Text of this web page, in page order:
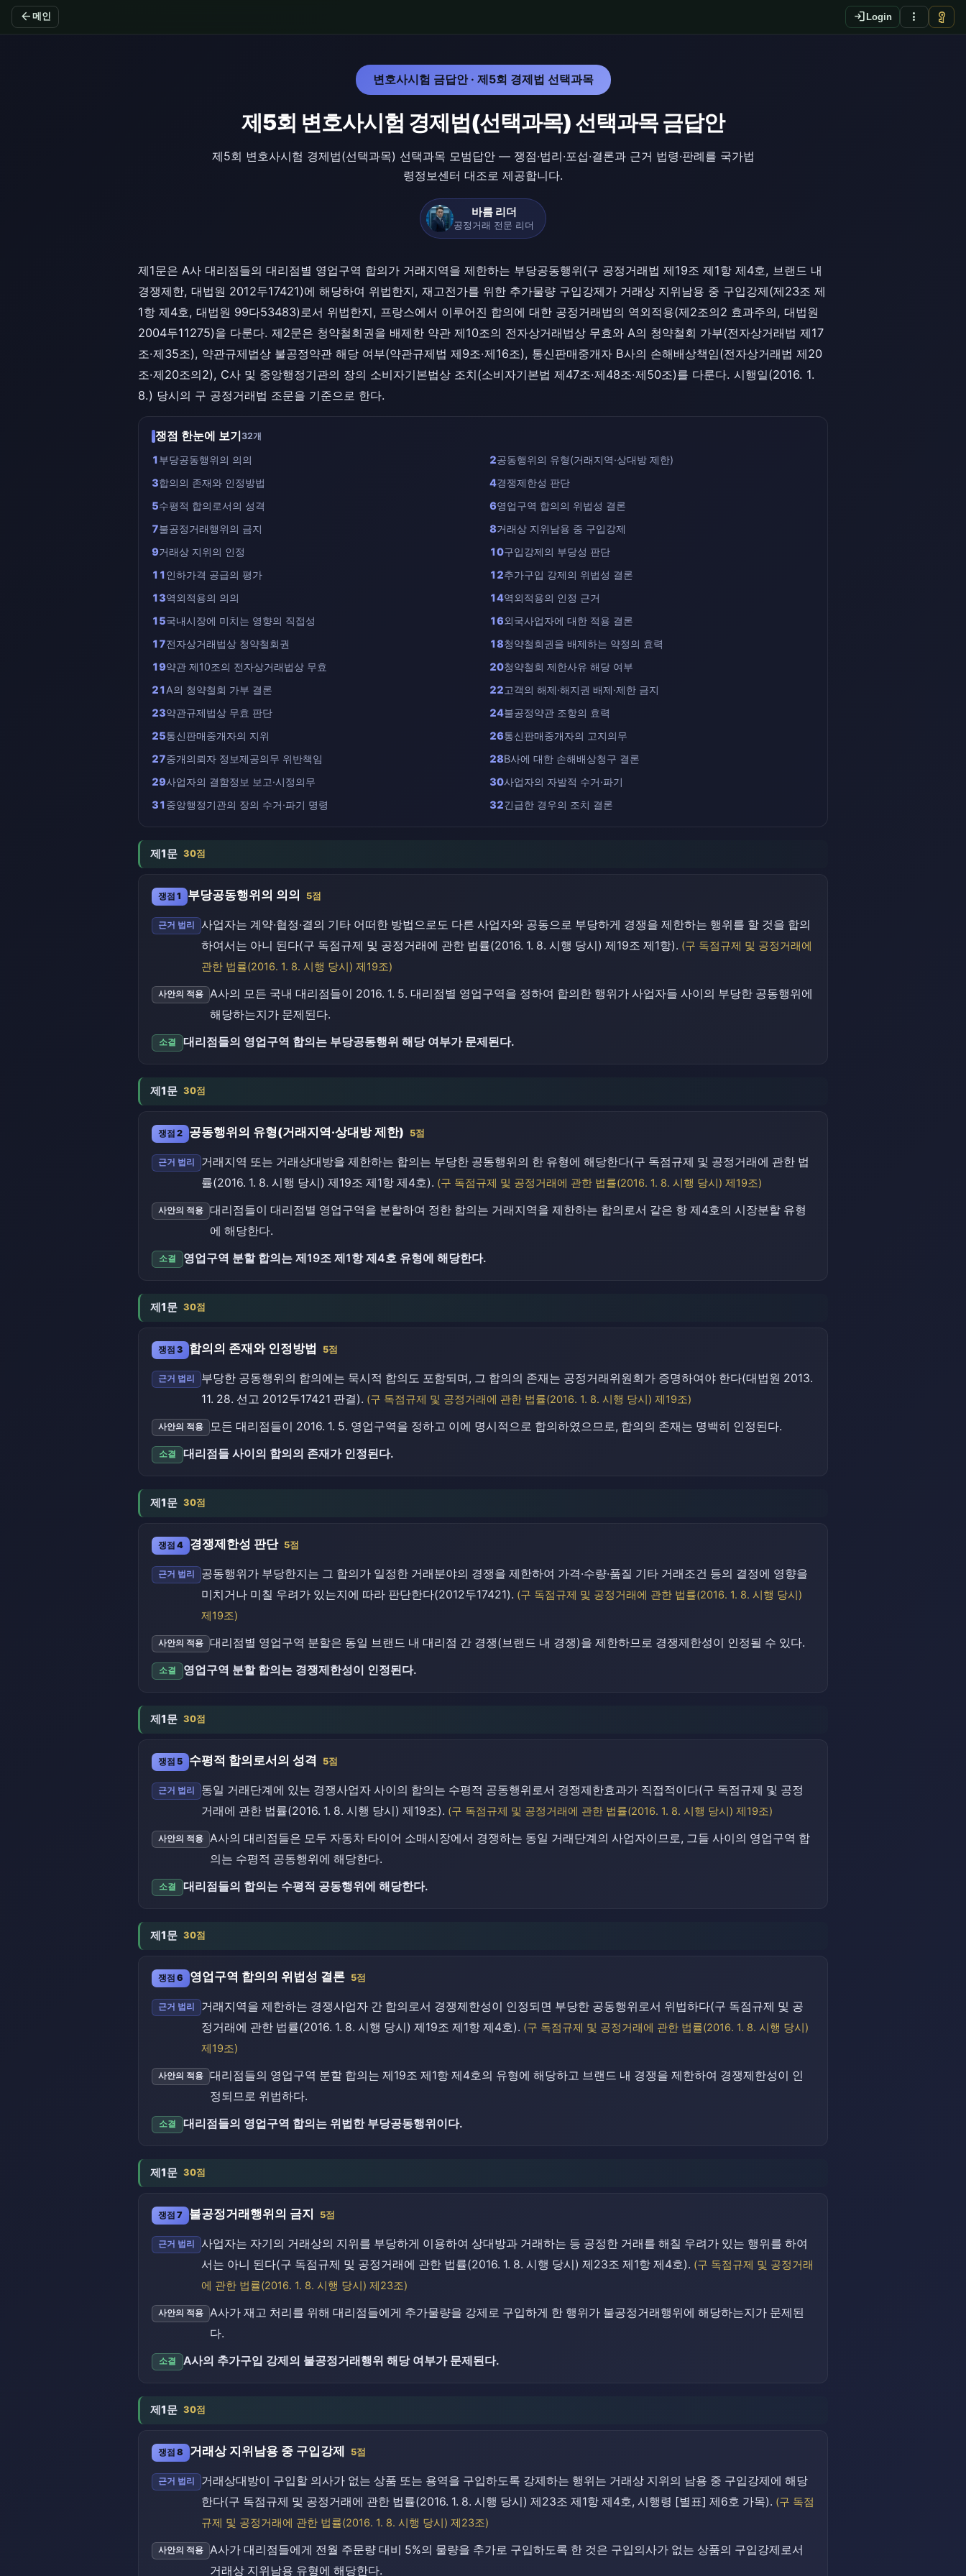
arrow_back 메인 login Login more_vert vpn_key
변호사시험 금답안 · 제5회 경제법 선택과목
제5회 변호사시험 경제법(선택과목) 선택과목 금답안
제5회 변호사시험 경제법(선택과목) 선택과목 모범답안 — 쟁점·법리·포섭·결론과 근거 법령·판례를 국가법
령정보센터 대조로 제공합니다.
바름 리더
공정거래 전문 리더
제1문은 A사 대리점들의 대리점별 영업구역 합의가 거래지역을 제한하는 부당공동행위(구 공정거래법 제19조 제1항 제4호, 브랜드 내
경쟁제한, 대법원 2012두17421)에 해당하여 위법한지, 재고전가를 위한 추가물량 구입강제가 거래상 지위남용 중 구입강제(제23조 제
1항 제4호, 대법원 99다53483)로서 위법한지, 프랑스에서 이루어진 합의에 대한 공정거래법의 역외적용(제2조의2 효과주의, 대법원
2004두11275)을 다룬다. 제2문은 청약철회권을 배제한 약관 제10조의 전자상거래법상 무효와 A의 청약철회 가부(전자상거래법 제17
조·제35조), 약관규제법상 불공정약관 해당 여부(약관규제법 제9조·제16조), 통신판매중개자 B사의 손해배상책임(전자상거래법 제20
조·제20조의2), C사 및 중앙행정기관의 장의 소비자기본법상 조치(소비자기본법 제47조·제48조·제50조)를 다룬다. 시행일(2016. 1.
8.) 당시의 구 공정거래법 조문을 기준으로 한다.
쟁점 한눈에 보기32개
1부당공동행위의 의의 2공동행위의 유형(거래지역·상대방 제한)
3합의의 존재와 인정방법 4경쟁제한성 판단
5수평적 합의로서의 성격 6영업구역 합의의 위법성 결론
7불공정거래행위의 금지 8거래상 지위남용 중 구입강제
9거래상 지위의 인정 10구입강제의 부당성 판단
11인하가격 공급의 평가 12추가구입 강제의 위법성 결론
13역외적용의 의의 14역외적용의 인정 근거
15국내시장에 미치는 영향의 직접성 16외국사업자에 대한 적용 결론
17전자상거래법상 청약철회권 18청약철회권을 배제하는 약정의 효력
19약관 제10조의 전자상거래법상 무효 20청약철회 제한사유 해당 여부
21A의 청약철회 가부 결론 22고객의 해제·해지권 배제·제한 금지
23약관규제법상 무효 판단 24불공정약관 조항의 효력
25통신판매중개자의 지위 26통신판매중개자의 고지의무
27중개의뢰자 정보제공의무 위반책임 28B사에 대한 손해배상청구 결론
29사업자의 결함정보 보고·시정의무 30사업자의 자발적 수거·파기
31중앙행정기관의 장의 수거·파기 명령 32긴급한 경우의 조치 결론
제1문 30점
쟁점 1 부당공동행위의 의의 5점
근거 법리
사업자는 계약·협정·결의 기타 어떠한 방법으로도 다른 사업자와 공동으로 부당하게 경쟁을 제한하는 행위를 할 것을 합의
하여서는 아니 된다(구 독점규제 및 공정거래에 관한 법률(2016. 1. 8. 시행 당시) 제19조 제1항). (구 독점규제 및 공정거래에
관한 법률(2016. 1. 8. 시행 당시) 제19조)
사안의 적용
A사의 모든 국내 대리점들이 2016. 1. 5. 대리점별 영업구역을 정하여 합의한 행위가 사업자들 사이의 부당한 공동행위에
해당하는지가 문제된다.
소결 대리점들의 영업구역 합의는 부당공동행위 해당 여부가 문제된다.
제1문 30점
쟁점 2 공동행위의 유형(거래지역·상대방 제한) 5점
근거 법리
거래지역 또는 거래상대방을 제한하는 합의는 부당한 공동행위의 한 유형에 해당한다(구 독점규제 및 공정거래에 관한 법
률(2016. 1. 8. 시행 당시) 제19조 제1항 제4호). (구 독점규제 및 공정거래에 관한 법률(2016. 1. 8. 시행 당시) 제19조)
사안의 적용
대리점들이 대리점별 영업구역을 분할하여 정한 합의는 거래지역을 제한하는 합의로서 같은 항 제4호의 시장분할 유형
에 해당한다.
소결 영업구역 분할 합의는 제19조 제1항 제4호 유형에 해당한다.
제1문 30점
쟁점 3 합의의 존재와 인정방법 5점
근거 법리
부당한 공동행위의 합의에는 묵시적 합의도 포함되며, 그 합의의 존재는 공정거래위원회가 증명하여야 한다(대법원 2013.
11. 28. 선고 2012두17421 판결). (구 독점규제 및 공정거래에 관한 법률(2016. 1. 8. 시행 당시) 제19조)
사안의 적용 모든 대리점들이 2016. 1. 5. 영업구역을 정하고 이에 명시적으로 합의하였으므로, 합의의 존재는 명백히 인정된다.
소결 대리점들 사이의 합의의 존재가 인정된다.
제1문 30점
쟁점 4 경쟁제한성 판단 5점
근거 법리
공동행위가 부당한지는 그 합의가 일정한 거래분야의 경쟁을 제한하여 가격·수량·품질 기타 거래조건 등의 결정에 영향을
미치거나 미칠 우려가 있는지에 따라 판단한다(2012두17421). (구 독점규제 및 공정거래에 관한 법률(2016. 1. 8. 시행 당시)
제19조)
사안의 적용 대리점별 영업구역 분할은 동일 브랜드 내 대리점 간 경쟁(브랜드 내 경쟁)을 제한하므로 경쟁제한성이 인정될 수 있다.
소결 영업구역 분할 합의는 경쟁제한성이 인정된다.
제1문 30점
쟁점 5 수평적 합의로서의 성격 5점
근거 법리
동일 거래단계에 있는 경쟁사업자 사이의 합의는 수평적 공동행위로서 경쟁제한효과가 직접적이다(구 독점규제 및 공정
거래에 관한 법률(2016. 1. 8. 시행 당시) 제19조). (구 독점규제 및 공정거래에 관한 법률(2016. 1. 8. 시행 당시) 제19조)
사안의 적용
A사의 대리점들은 모두 자동차 타이어 소매시장에서 경쟁하는 동일 거래단계의 사업자이므로, 그들 사이의 영업구역 합
의는 수평적 공동행위에 해당한다.
소결 대리점들의 합의는 수평적 공동행위에 해당한다.
제1문 30점
쟁점 6 영업구역 합의의 위법성 결론 5점
근거 법리
거래지역을 제한하는 경쟁사업자 간 합의로서 경쟁제한성이 인정되면 부당한 공동행위로서 위법하다(구 독점규제 및 공
정거래에 관한 법률(2016. 1. 8. 시행 당시) 제19조 제1항 제4호). (구 독점규제 및 공정거래에 관한 법률(2016. 1. 8. 시행 당시)
제19조)
사안의 적용
대리점들의 영업구역 분할 합의는 제19조 제1항 제4호의 유형에 해당하고 브랜드 내 경쟁을 제한하여 경쟁제한성이 인
정되므로 위법하다.
소결 대리점들의 영업구역 합의는 위법한 부당공동행위이다.
제1문 30점
쟁점 7 불공정거래행위의 금지 5점
근거 법리
사업자는 자기의 거래상의 지위를 부당하게 이용하여 상대방과 거래하는 등 공정한 거래를 해칠 우려가 있는 행위를 하여
서는 아니 된다(구 독점규제 및 공정거래에 관한 법률(2016. 1. 8. 시행 당시) 제23조 제1항 제4호). (구 독점규제 및 공정거래
에 관한 법률(2016. 1. 8. 시행 당시) 제23조)
사안의 적용
A사가 재고 처리를 위해 대리점들에게 추가물량을 강제로 구입하게 한 행위가 불공정거래행위에 해당하는지가 문제된
다.
소결 A사의 추가구입 강제의 불공정거래행위 해당 여부가 문제된다.
제1문 30점
쟁점 8 거래상 지위남용 중 구입강제 5점
근거 법리
거래상대방이 구입할 의사가 없는 상품 또는 용역을 구입하도록 강제하는 행위는 거래상 지위의 남용 중 구입강제에 해당
한다(구 독점규제 및 공정거래에 관한 법률(2016. 1. 8. 시행 당시) 제23조 제1항 제4호, 시행령 [별표] 제6호 가목). (구 독점
규제 및 공정거래에 관한 법률(2016. 1. 8. 시행 당시) 제23조)
사안의 적용
A사가 대리점들에게 전월 주문량 대비 5%의 물량을 추가로 구입하도록 한 것은 구입의사가 없는 상품의 구입강제로서
거래상 지위남용 유형에 해당한다.